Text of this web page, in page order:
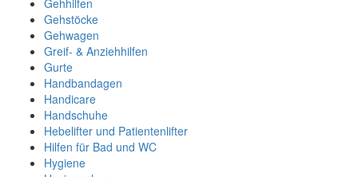
Gehhilfen
Gehstöcke
Gehwagen
Greif- & Anziehhilfen
Gurte
Handbandagen
Handicare
Handschuhe
Hebelifter und Patientenlifter
Hilfen für Bad und WC
Hygiene